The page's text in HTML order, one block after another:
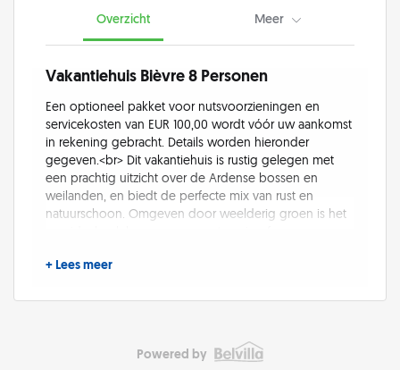
Overzicht Meer
Vakantiehuis Bièvre 8 Personen
Een optioneel pakket voor nutsvoorzieningen en
servicekosten van EUR 100,00 wordt vóór uw aankomst
in rekening gebracht. Details worden hieronder
gegeven.<br> Dit vakantiehuis is rustig gelegen met
een prachtig uitzicht over de Ardense bossen en
weilanden, en biedt de perfecte mix van rust en
natuurschoon. Omgeven door weelderig groen is het
verkennen. Het huis ligt op slechts 1 km van het
populaire Vresse-sur-Semois. Het biedt ook
op 20 km afstand, bekend om zijn indrukwekkende
kasteel. Stap naar buiten en u bevindt zich midden in
+ Lees meer
Powered by